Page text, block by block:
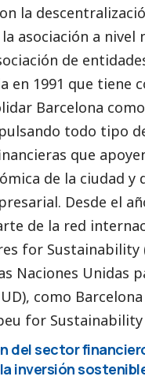
la
asociación a nivel
de
en 1991 que tiene
Barcelona
todo tipo
que
de la ciudad y
Desde el
de la red
for Sustainability
Naciones Unidas
como
for Sustainability
del sector
inversión